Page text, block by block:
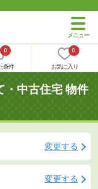
0
条件
0
お気に入り
・中古住宅 物件
変更する
変更する